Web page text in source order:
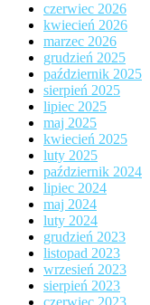
czerwiec 2026
kwiecień 2026
marzec 2026
grudzień 2025
październik 2025
sierpień 2025
lipiec 2025
maj 2025
kwiecień 2025
luty 2025
październik 2024
lipiec 2024
maj 2024
luty 2024
grudzień 2023
listopad 2023
wrzesień 2023
sierpień 2023